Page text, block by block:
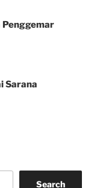
Penggemar
Sarana
Search